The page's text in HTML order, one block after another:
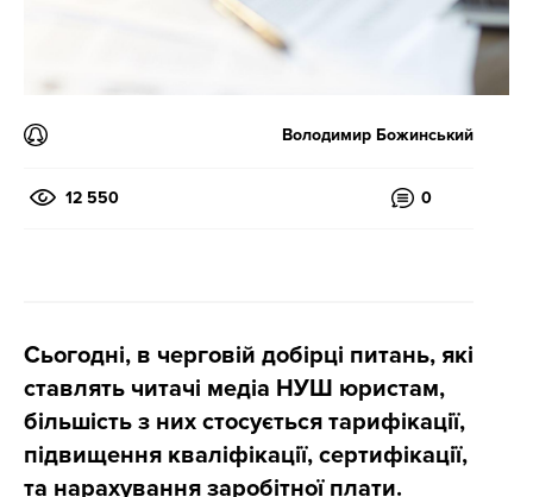
Володимир Божинський
12 550 0
Сьогодні, в черговій добірці питань, які
ставлять читачі медіа НУШ юристам,
більшість з них стосується тарифікації,
підвищення кваліфікації, сертифікації,
та нарахування заробітної плати.